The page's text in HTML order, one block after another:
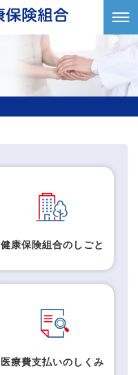
健康保険組合のしごと
医療費支払いのしくみ